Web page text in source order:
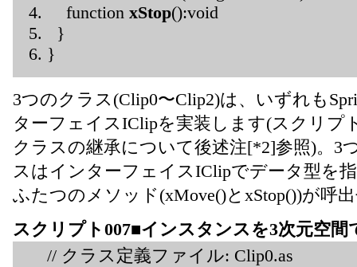
function xStop():void
}
}
3つのクラス(Clip0〜Clip2)は、いずれも
ターフェイスIClipを実装します(スクリプ
クラスの継承について後述注[*2]参照)。3
スはインターフェイスIClipでデータ型を
ふたつのメソッド(xMove()とxStop())が呼
スクリプト007■インスタンスを3次元空間
// クラス定義ファイル: Clip0.as